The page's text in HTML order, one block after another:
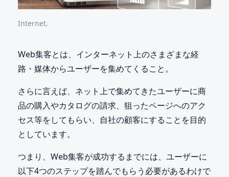
Internet.
Web集客とは、インターネット上のさまざまな経
路・媒体からユーザーを集めてくること。
さらに言えば、ネット上で集めてきたユーザーに商
品の購入やカタログの請求、狙ったページへのアク
セス等をしてもらい、自社の顧客にすることを目的
としています。
つまり、Web集客が成功するまでには、ユーザーに
以下4つのステップを踏んでもらう必要があるわけで